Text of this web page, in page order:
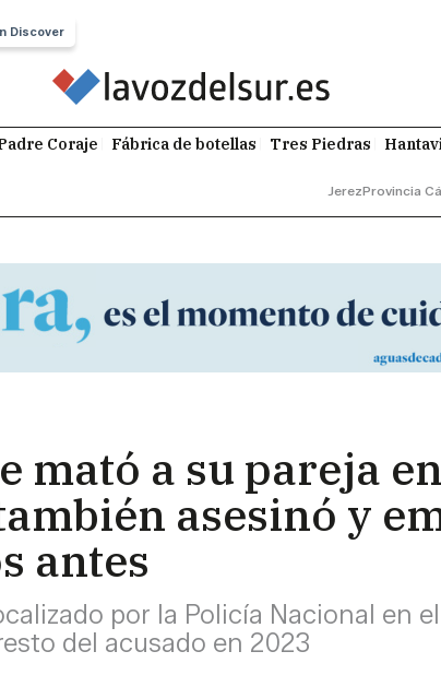
Discover
Coraje Fábrica de botellas Tres Piedras
JerezProvincia
mató a su pareja
asesinó y
antes
por la Policía Nacional en
del acusado en 2023